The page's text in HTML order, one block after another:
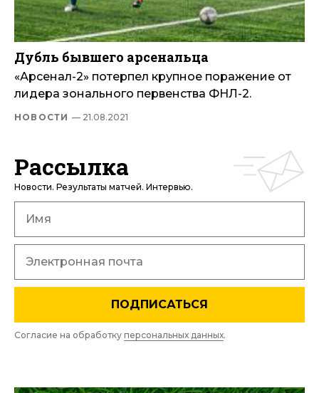
Дубль бывшего арсенальца
«Арсенал-2» потерпел крупное поражение от
лидера зонального первенства ФНЛ-2.
НОВОСТИ — 21.08.2021
Рассылка
Новости. Результаты матчей. Интервью.
ПОДПИСАТЬСЯ
Согласие на обработку персональных данных.